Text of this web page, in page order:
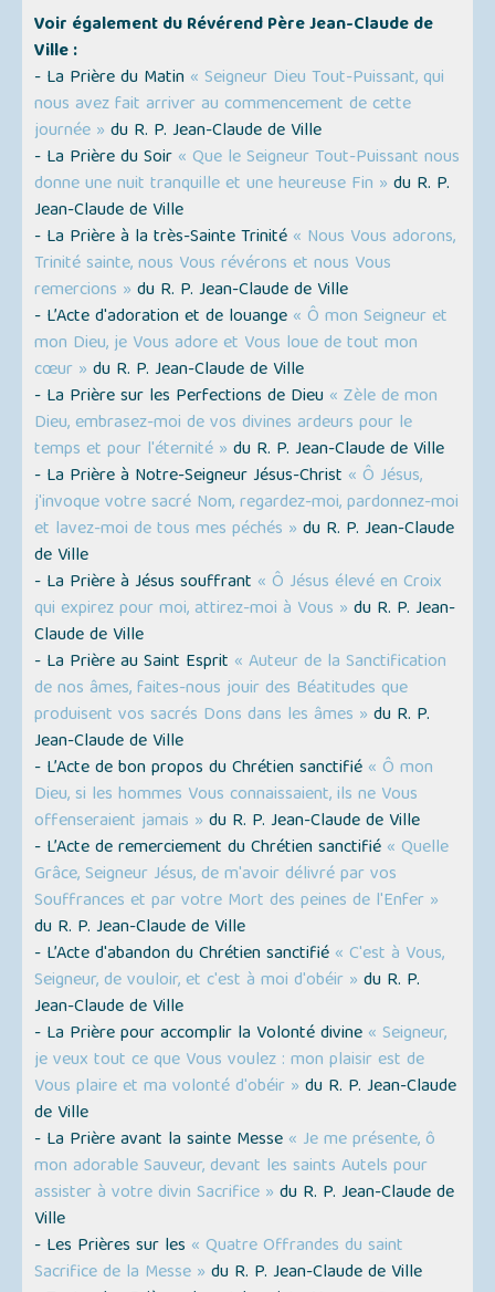
Voir également du Révérend Père Jean-Claude de
Ville :
- La Prière du Matin « Seigneur Dieu Tout-Puissant, qui
nous avez fait arriver au commencement de cette
journée » du R. P. Jean-Claude de Ville
- La Prière du Soir « Que le Seigneur Tout-Puissant nous
donne une nuit tranquille et une heureuse Fin » du R. P.
Jean-Claude de Ville
- La Prière à la très-Sainte Trinité « Nous Vous adorons,
Trinité sainte, nous Vous révérons et nous Vous
remercions » du R. P. Jean-Claude de Ville
- L’Acte d'adoration et de louange « Ô mon Seigneur et
mon Dieu, je Vous adore et Vous loue de tout mon
cœur » du R. P. Jean-Claude de Ville
- La Prière sur les Perfections de Dieu « Zèle de mon
Dieu, embrasez-moi de vos divines ardeurs pour le
temps et pour l'éternité » du R. P. Jean-Claude de Ville
- La Prière à Notre-Seigneur Jésus-Christ « Ô Jésus,
j'invoque votre sacré Nom, regardez-moi, pardonnez-moi
et lavez-moi de tous mes péchés » du R. P. Jean-Claude
de Ville
- La Prière à Jésus souffrant « Ô Jésus élevé en Croix
qui expirez pour moi, attirez-moi à Vous » du R. P. Jean-
Claude de Ville
- La Prière au Saint Esprit « Auteur de la Sanctification
de nos âmes, faites-nous jouir des Béatitudes que
produisent vos sacrés Dons dans les âmes » du R. P.
Jean-Claude de Ville
- L’Acte de bon propos du Chrétien sanctifié « Ô mon
Dieu, si les hommes Vous connaissaient, ils ne Vous
offenseraient jamais » du R. P. Jean-Claude de Ville
- L’Acte de remerciement du Chrétien sanctifié « Quelle
Grâce, Seigneur Jésus, de m'avoir délivré par vos
Souffrances et par votre Mort des peines de l'Enfer »
du R. P. Jean-Claude de Ville
- L’Acte d'abandon du Chrétien sanctifié « C'est à Vous,
Seigneur, de vouloir, et c'est à moi d'obéir » du R. P.
Jean-Claude de Ville
- La Prière pour accomplir la Volonté divine « Seigneur,
je veux tout ce que Vous voulez : mon plaisir est de
Vous plaire et ma volonté d'obéir » du R. P. Jean-Claude
de Ville
- La Prière avant la sainte Messe « Je me présente, ô
mon adorable Sauveur, devant les saints Autels pour
assister à votre divin Sacrifice » du R. P. Jean-Claude de
Ville
- Les Prières sur les « Quatre Offrandes du saint
Sacrifice de la Messe » du R. P. Jean-Claude de Ville